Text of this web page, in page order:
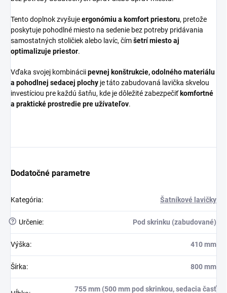
Tento doplnok zvyšujeergonómiu a komfort priestoru, pretože
poskytuje pohodlné miesto na sedenie bez potreby pridávania
samostatných stoličiek alebo lavíc, čímšetrí miesto aj
optimalizuje priestor.
Vďaka svojej kombináciipevnej konštrukcie, odolného materiálu
a pohodlnej sedacej plochy je táto zabudovaná lavička skvelou
investíciou pre každú šatňu, kde je dôležité zabezpečiť komfortné
a praktické prostredie pre užívateľov.
Dodatočné parametre
Kategória: Šatníkové lavičky
? Určenie: Pod skrinku (zabudované)
Výška: 410 mm
Šírka: 800 mm
755 mm (500 mm pod skrinkou, sedacia časť